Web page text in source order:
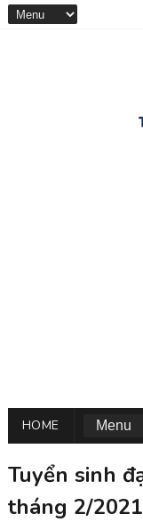
HOME
Tuyển sinh
tháng 2/